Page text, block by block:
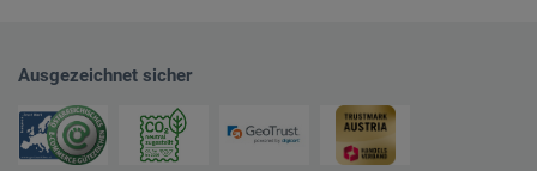
Ausgezeichnet sicher